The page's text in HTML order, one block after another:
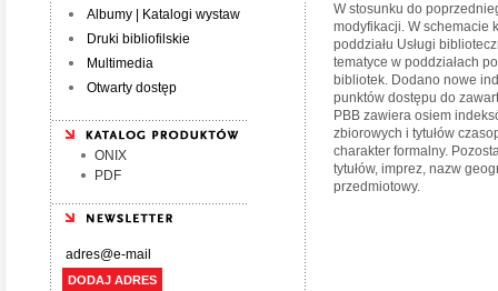
Albumy | Katalogi wystaw
Druki bibliofilskie
Multimedia
Otwarty dostęp
ONIX
PDF
DODAJ ADRES
W stosunku do
modyfikacji. W schemacie
poddziału Usługi
tematyce w poddziałach
bibliotek. Dodano nowe
punktów dostępu do
PBB zawiera osiem
zbiorowych i tytułów
charakter formalny.
tytułów, imprez, nazw
przedmiotowy.